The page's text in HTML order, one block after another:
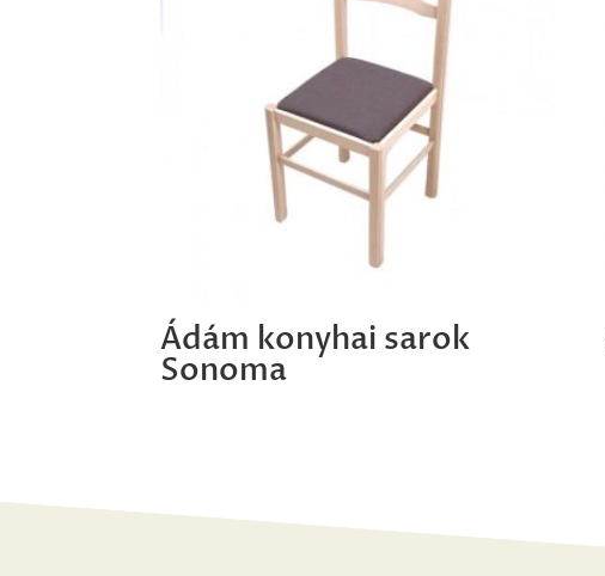
Ádám konyhai sarok
Sonoma